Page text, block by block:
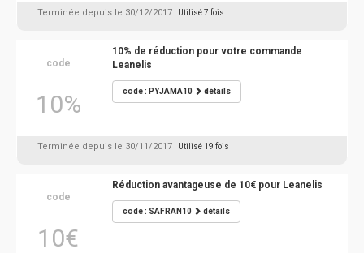
Terminée depuis le 30/12/2017 | Utilisé 7 fois
code
10%
10% de réduction pour votre commande
Leanelis
code :PYJAMA10 détails
Terminée depuis le 30/11/2017 | Utilisé 19 fois
code
10€
Réduction avantageuse de 10€ pour Leanelis
code :SAFRAN10 détails